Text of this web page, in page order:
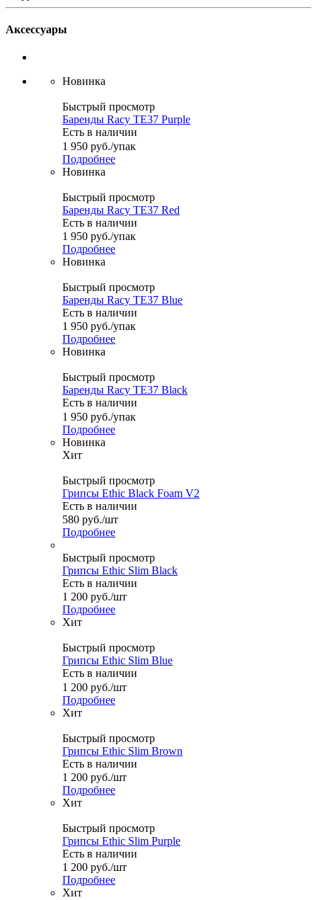
Аксессуары
Новинка
Быстрый просмотр
Баренды Racy TE37 Purple
Есть в наличии
1 950 руб./упак
Подробнее
Новинка
Быстрый просмотр
Баренды Racy TE37 Red
Есть в наличии
1 950 руб./упак
Подробнее
Новинка
Быстрый просмотр
Баренды Racy TE37 Blue
Есть в наличии
1 950 руб./упак
Подробнее
Новинка
Быстрый просмотр
Баренды Racy TE37 Black
Есть в наличии
1 950 руб./упак
Подробнее
Новинка
Хит
Быстрый просмотр
Грипсы Ethic Black Foam V2
Есть в наличии
580 руб./шт
Подробнее
Быстрый просмотр
Грипсы Ethic Slim Black
Есть в наличии
1 200 руб./шт
Подробнее
Хит
Быстрый просмотр
Грипсы Ethic Slim Blue
Есть в наличии
1 200 руб./шт
Подробнее
Хит
Быстрый просмотр
Грипсы Ethic Slim Brown
Есть в наличии
1 200 руб./шт
Подробнее
Хит
Быстрый просмотр
Грипсы Ethic Slim Purple
Есть в наличии
1 200 руб./шт
Подробнее
Хит